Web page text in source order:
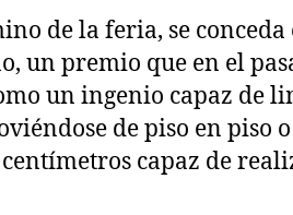
de la feria, se conceda
un premio que en el
un ingenio capaz de
de piso en piso
capaz de